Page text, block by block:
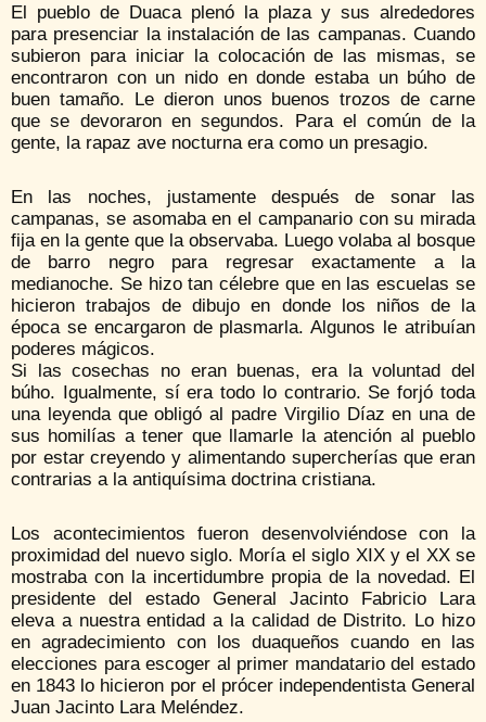
El pueblo de Duaca plenó la plaza y sus alrededores
para presenciar la instalación de las campanas. Cuando
subieron para iniciar la colocación de las mismas, se
encontraron con un nido en donde estaba un búho de
buen tamaño. Le dieron unos buenos trozos de carne
que se devoraron en segundos. Para el común de la
gente, la rapaz ave nocturna era como un presagio.
En las noches, justamente después de sonar las
campanas, se asomaba en el campanario con su mirada
fija en la gente que la observaba. Luego volaba al bosque
de barro negro para regresar exactamente a la
medianoche. Se hizo tan célebre que en las escuelas se
hicieron trabajos de dibujo en donde los niños de la
época se encargaron de plasmarla. Algunos le atribuían
poderes mágicos.
Si las cosechas no eran buenas, era la voluntad del
búho. Igualmente, sí era todo lo contrario. Se forjó toda
una leyenda que obligó al padre Virgilio Díaz en una de
sus homilías a tener que llamarle la atención al pueblo
por estar creyendo y alimentando supercherías que eran
contrarias a la antiquísima doctrina cristiana.
Los acontecimientos fueron desenvolviéndose con la
proximidad del nuevo siglo. Moría el siglo XIX y el XX se
mostraba con la incertidumbre propia de la novedad. El
presidente del estado General Jacinto Fabricio Lara
eleva a nuestra entidad a la calidad de Distrito. Lo hizo
en agradecimiento con los duaqueños cuando en las
elecciones para escoger al primer mandatario del estado
en 1843 lo hicieron por el prócer independentista General
Juan Jacinto Lara Meléndez.